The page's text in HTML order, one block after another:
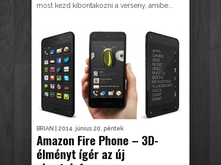
most kezd kibontakozni a verseny, amibe...
BRIAN | 2014. június 20. péntek
Amazon Fire Phone – 3D-
élményt ígér az új